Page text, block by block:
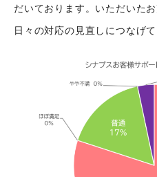
だいております。いただいた
日々の対応の見直しにつなげて